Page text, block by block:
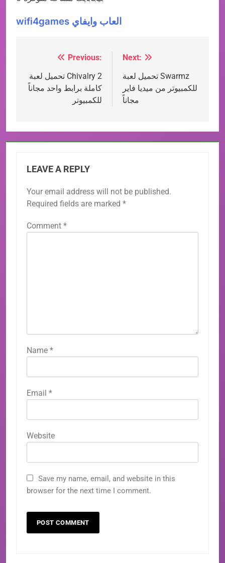
wifi4games العاب وايفاي
navigation
Previous:
تحميل لعبة Chivalry 2
كاملة برابط واحد مجاناً
للكمبيوتر
Next:
تحميل لعبة Swarmz
للكمبيوتر من ميديا فاير
مجاناً
LEAVE A REPLY
Your email address will not be published.
Required fields are marked *
Comment *
Name *
Email *
Website
Save my name, email, and website in this
browser for the next time I comment.